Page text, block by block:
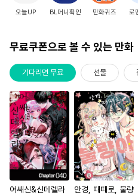
오늘UP BL머니확인 만화퀴즈 로
무료쿠폰으로 볼 수 있는 만화
기다리면 무료 선물
어쌔신&신데렐라
안경, 때때로, 불량